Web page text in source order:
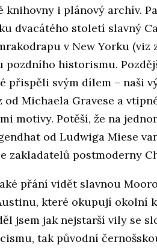
knihovny i plánový archív.
dvacátého století slavný
v New Yorku (viz
pozdního historismu.
přispěli svým dílem – naši
od Michaela Gravese a
motivy. Potěší, že na
od Ludwiga Miese
zakladatelů postmoderny
přání vidět slavnou
které okupují okolní
jsem jak nejstarší vily se
tak původní